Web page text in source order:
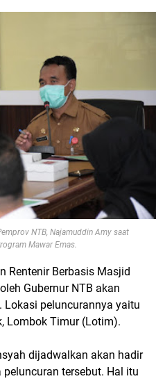
NTB, Najamuddin Amy saat
Mawar Emas.
Rentenir Berbasis Masjid
Gubernur NTB akan
peluncurannya yaitu
Lombok Timur (Lotim).
dijadwalkan akan hadir
tersebut. Hal itu